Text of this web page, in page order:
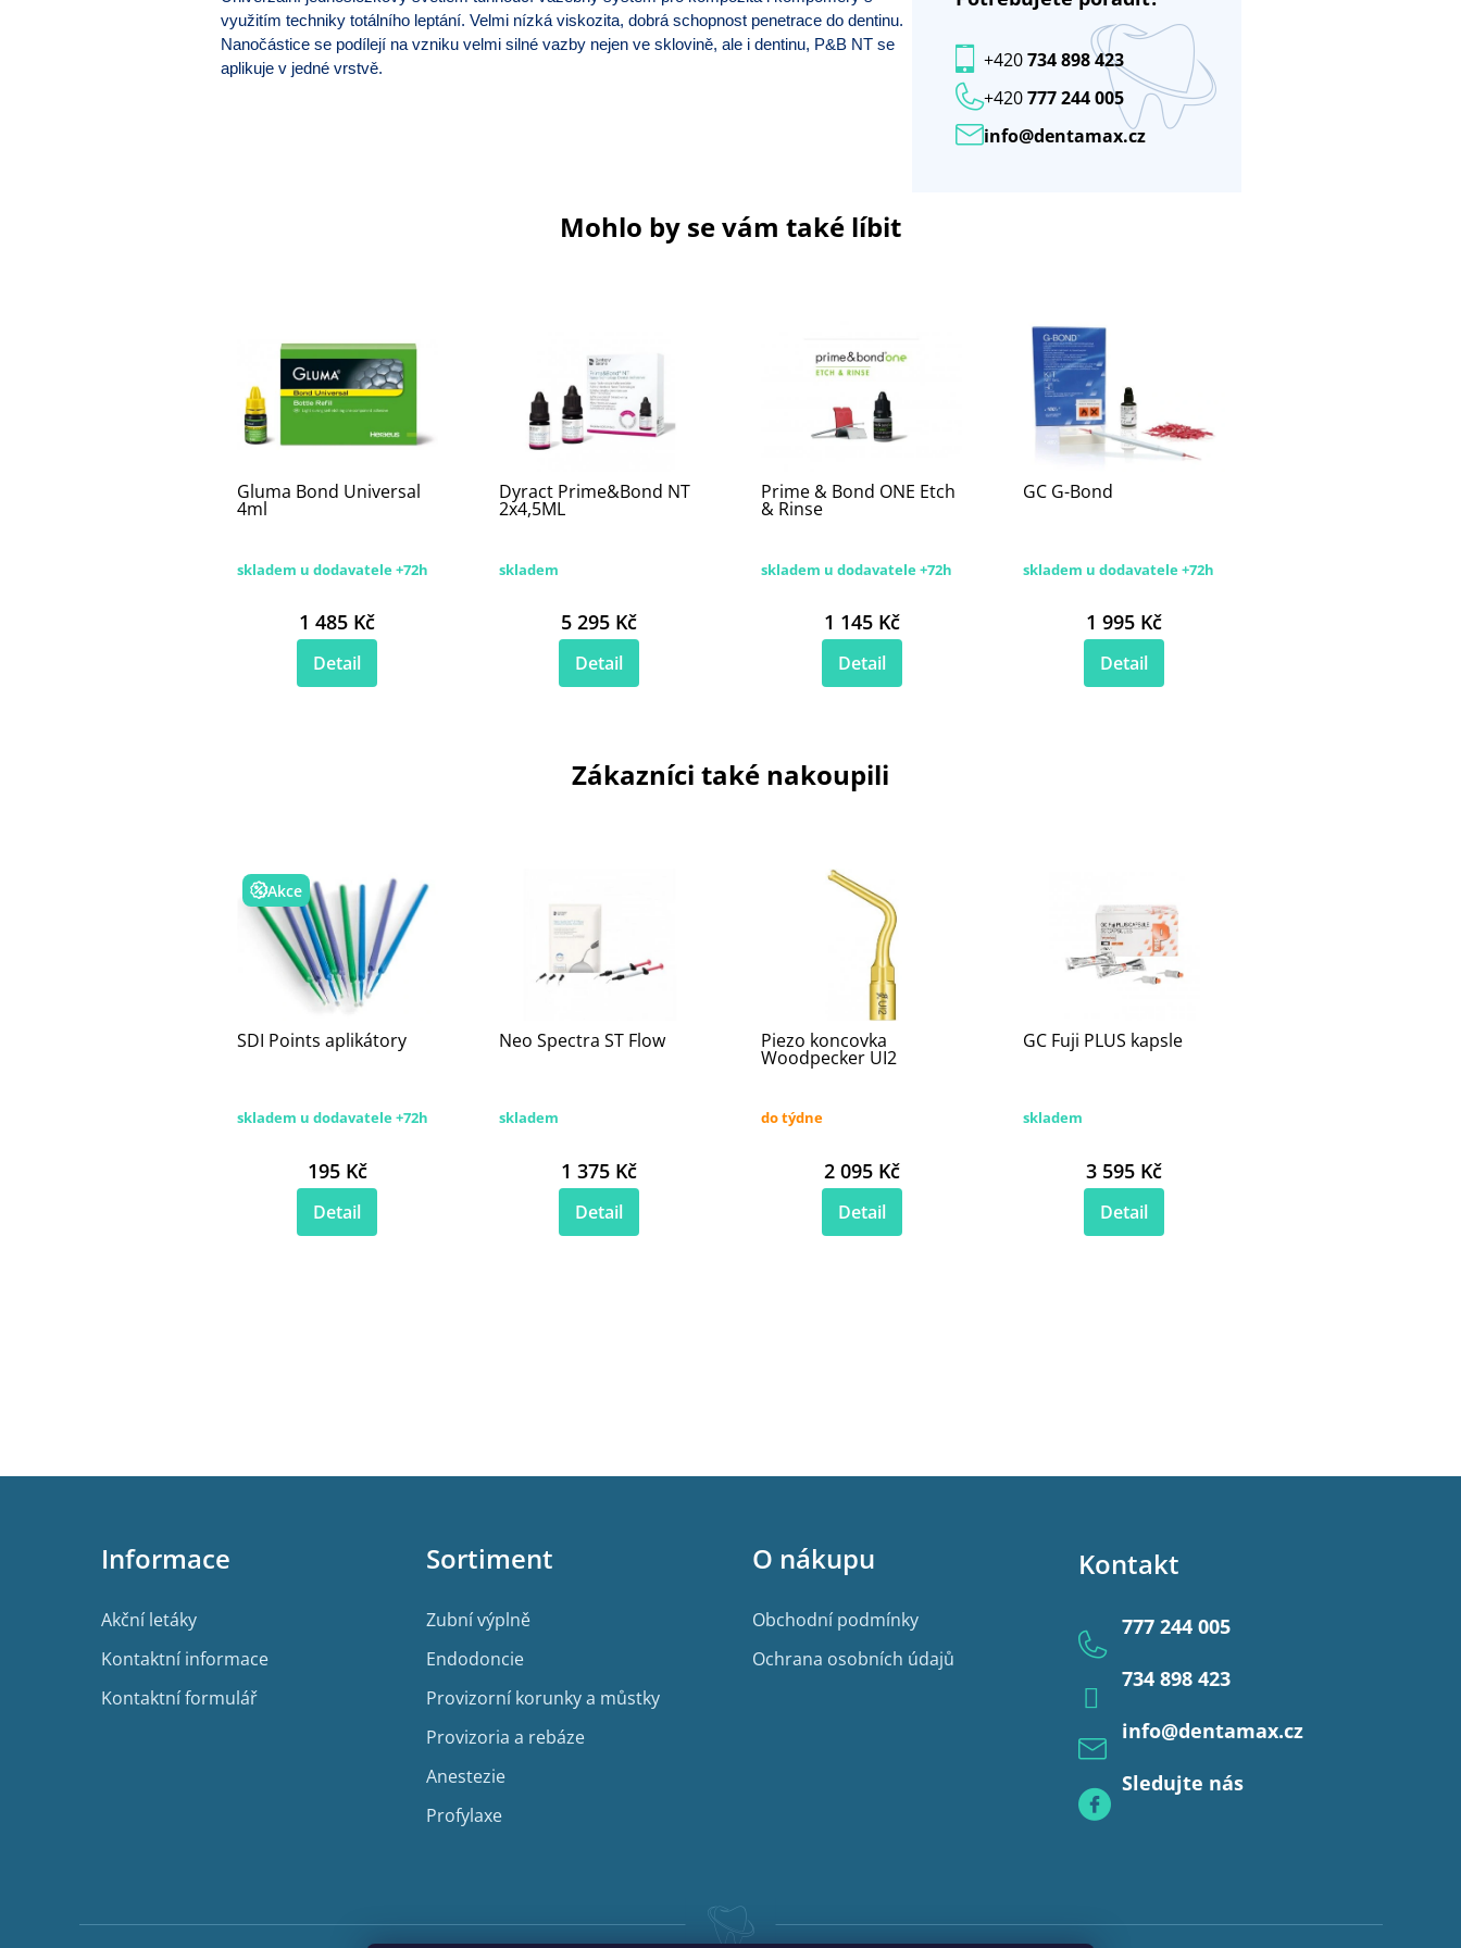
využitím techniky totálního leptání. Velmi nízká viskozita, dobrá schopnost penetrace do dentinu.
Nanočástice se podílejí na vzniku velmi silné vazby nejen ve sklovině, ale i dentinu, P&B NT se
aplikuje v jedné vrstvě.
info@dentamax.cz
+420777 244 005
+420734 898 423
Mohlo by se vám také líbit
Gluma Bond Universal
4ml
skladem u dodavatele +72h
1 485 Kč
Detail
Dyract Prime&Bond NT
2x4,5ML
skladem
5 295 Kč
Detail
Prime & Bond ONE Etch
& Rinse
skladem u dodavatele +72h
1 145 Kč
Detail
GC G-Bond
skladem u dodavatele +72h
1 995 Kč
Detail
Zákazníci také nakoupili
Akce
SDI Points aplikátory
skladem u dodavatele +72h
195 Kč
Detail
Neo Spectra ST Flow
skladem
1 375 Kč
Detail
Piezo koncovka
Woodpecker UI2
do týdne
2 095 Kč
Detail
GC Fuji PLUS kapsle
skladem
3 595 Kč
Detail
Z
Informace
Akční letáky
Kontaktní informace
Kontaktní formulář
Sortiment
Zubní výplně
Endodoncie
Provizorní korunky a můstky
Provizoria a rebáze
Anestezie
Profylaxe
O nákupu
Obchodní podmínky
Ochrana osobních údajů
Kontakt
info@dentamax.cz
777 244 005
734 898 423
Sledujte nás